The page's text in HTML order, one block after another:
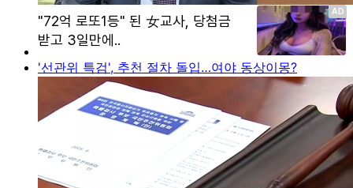
'선관위 특검', 추천 절차 돌입…여야 동상이몽?